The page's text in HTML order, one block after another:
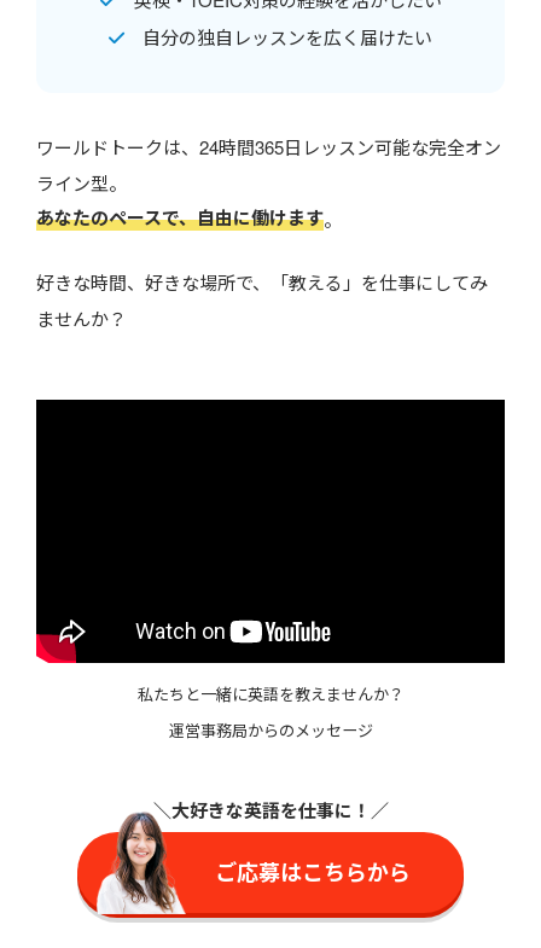
自分の独自レッスンを広く届けたい
ワールドトークは、24時間365日レッスン可能な完全オン
ライン型。
あなたのペースで、自由に働けます。
好きな時間、好きな場所で、「教える」を仕事にしてみ
ませんか？
私たちと一緒に英語を教えませんか？
運営事務局からのメッセージ
＼大好きな英語を仕事に ！／
ご応募はこちらから